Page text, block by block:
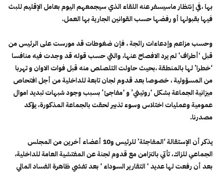
بها ،في إنتظار ماسيسفر عنه اللقاء الذي سيجمعهم اليوم بعامل الإقليم للبث
فيها بقبولها أو رفضها حسب القوانين الجارية بها العمل.
وحسب مزاعم وإدعاءات رائجة ، فإن ضغوطات قد مورست على الرئيس من
قبل ‘أطراف’ لم يرد الافصاح عنها، والتي حسب قوله قد وجدت فيه منافسا
‘خطرا’ لها بالمنطقة ،بحيث حاولت التلصلص منه قبل فوات الاوان و تهربا
من المسؤولية ، خصوصا بعد قدوم لجان تابعة للداخلية من أجل افتحاص
ميزانية الجماعة بشكل ‘روتيني’ و ‘مفاجئ’ بسبب وجود شبهات تبديد اموال
عمومية وعمليات اختلاس وسوء تذبير لحقت بالجماعة المذكورة، يؤكد
مصدرنا.
يذكر أن الإستقالة ‘المفاجئة’ للرئيس و10 أعضاء أخرين من المجلس
الجماعي للزاك، تأتي بالتزامن مع قدوم لجنة عن المفتشية العامة للداخلية،
بعد أن رفعت لها عديد ‘ التقارير السوداء ‘ بعد تفشي ظاهرة الفساد المالي